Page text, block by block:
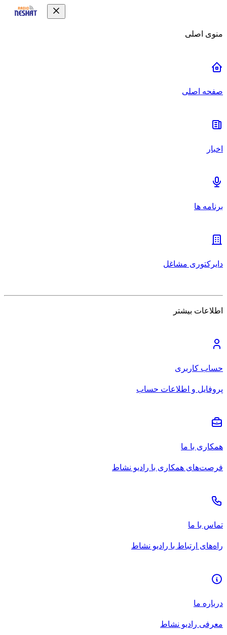
منوی اصلی
صفحه اصلی
اخبار
برنامه ها
دایرکتوری مشاغل
اطلاعات بیشتر
حساب کاربری
پروفایل و اطلاعات حساب
همکاری با ما
فرصت‌های همکاری با رادیو نشاط
تماس با ما
راه‌های ارتباط با رادیو نشاط
درباره ما
معرفی رادیو نشاط